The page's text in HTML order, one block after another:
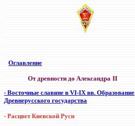
Оглавление
От древности до Александра II
- Восточные славяне в VI-IX вв. Образование
Древнерусского государства
- Расцвет Киевской Руси